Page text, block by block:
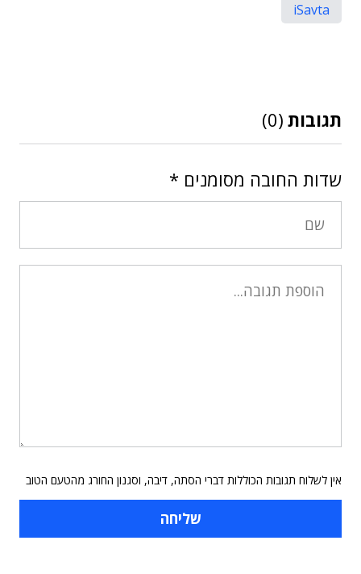
iSavta
תגובות (0)
שדות החובה מסומנים *
אין לשלוח תגובות הכוללות דברי הסתה, דיבה, וסגנון החורג מהטעם הטוב